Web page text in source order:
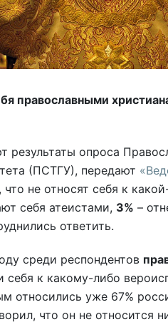
православными
результаты опроса
(ПСТГУ), передают
не относят себя к
себя атеистами, 3% –
ответить.
среди респондентов
себя к какому-либо
относились уже 67%
что он не относится